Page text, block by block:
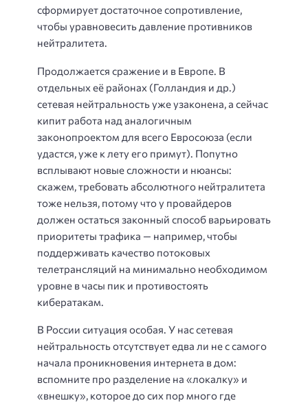
сформирует достаточное сопротивление,
чтобы уравновесить давление противников
нейтралитета.
Продолжается сражение и в Европе. В
отдельных её районах (Голландия и др.)
сетевая нейтральность уже узаконена, а сейчас
кипит работа над аналогичным
законопроектом для всего Евросоюза (если
удастся, уже к лету его примут). Попутно
всплывают новые сложности и нюансы:
скажем, требовать абсолютного нейтралитета
тоже нельзя, потому что у провайдеров
должен остаться законный способ варьировать
приоритеты трафика — например, чтобы
поддерживать качество потоковых
телетрансляций на минимально необходимом
уровне в часы пик и противостоять
кибератакам.
В России ситуация особая. У нас сетевая
нейтральность отсутствует едва ли не с самого
начала проникновения интернета в дом:
вспомните про разделение на «локалку» и
«внешку», которое до сих пор много где